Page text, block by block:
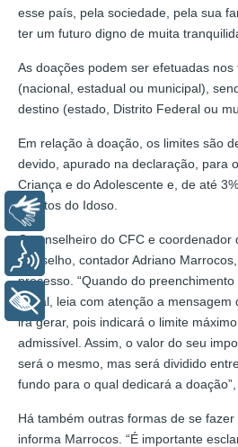
esse país, pela sociedade, pela sua
ter um futuro digno de muita
As doações podem ser efetuadas
(nacional, estadual ou municipal),
destino (estado, Distrito Federal ou
Em relação à doação, os limites são
devido, apurado na declaração, para
Criança e do Adolescente e, de até
Direitos do Idoso.
O conselheiro do CFC e coordenador
Conselho, contador Adriano
processo. “Quando do
anual, leia com atenção a mensagem
irá gerar, pois indicará o limite
admissível. Assim, o valor do seu
será o mesmo, mas será dividido
fundo para o qual dedicará a doação”,
Há também outras formas de se
informa Marrocos. “É importante
Libras
Voz
+ Acessibilidade